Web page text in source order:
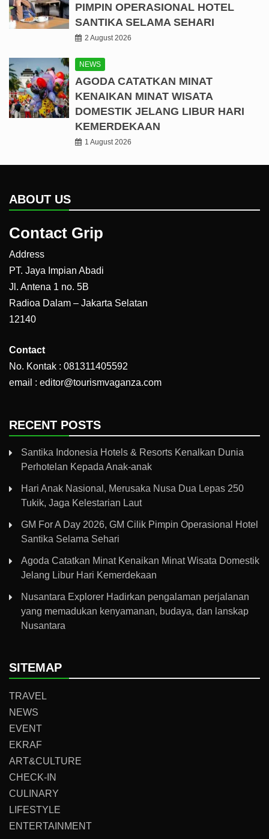
PIMPIN OPERASIONAL HOTEL
SANTIKA SELAMA SEHARI
2 August 2026
NEWS
AGODA CATATKAN MINAT
KENAIKAN MINAT WISATA
DOMESTIK JELANG LIBUR HARI
KEMERDEKAAN
1 August 2026
ABOUT US
Contact Grip
Address
PT. Jaya Impian Abadi
Jl. Antena 1 no. 5B
Radioa Dalam – Jakarta Selatan
12140
Contact
No. Kontak : 081311405592
email : editor@tourismvaganza.com
RECENT POSTS
Santika Indonesia Hotels & Resorts Kenalkan Dunia
Perhotelan Kepada Anak-anak
Hari Anak Nasional, Merusaka Nusa Dua Lepas 250
Tukik, Jaga Kelestarian Laut
GM For A Day 2026, GM Cilik Pimpin Operasional Hotel
Santika Selama Sehari
Agoda Catatkan Minat Kenaikan Minat Wisata Domestik
Jelang Libur Hari Kemerdekaan
Nusantara Explorer Hadirkan pengalaman perjalanan
yang memadukan kenyamanan, budaya, dan lanskap
Nusantara
SITEMAP
TRAVEL
NEWS
EVENT
EKRAF
ART&CULTURE
CHECK-IN
CULINARY
LIFESTYLE
ENTERTAINMENT